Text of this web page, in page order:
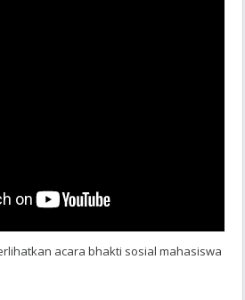
acara bhakti sosial mahasiswa